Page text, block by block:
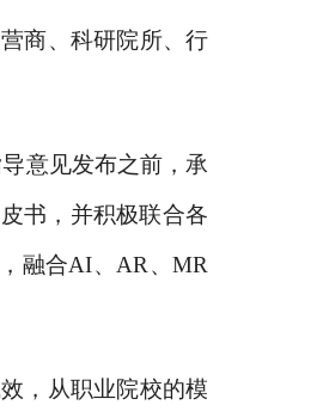
商、科研院所、行
意见发布之前，承
书，并积极联合各
融合AI、AR、MR
，从职业院校的模